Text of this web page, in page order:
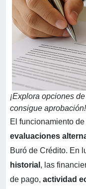
¡Explora opciones de
consigue aprobación!
El funcionamiento
evaluaciones
Buró de Crédito. En
historial , las
de pago, actividad